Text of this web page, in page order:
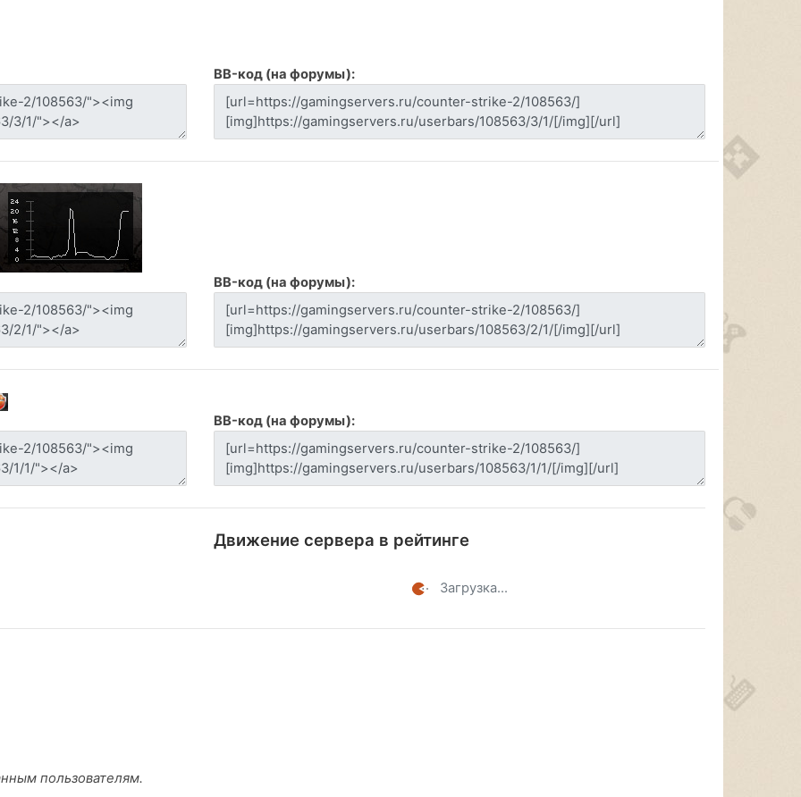
BB-код (на форумы):
BB-код (на форумы):
BB-код (на форумы):
Движение сервера в рейтинге
Загрузка...
пользователям.